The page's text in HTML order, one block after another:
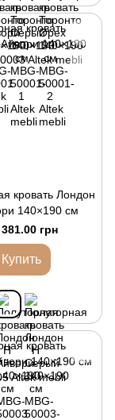
кровать Лондон
140×190 см
грн
Купить